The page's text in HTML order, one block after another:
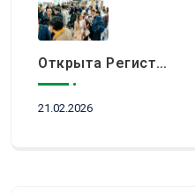
Открыта Регистрация Посетителей На KITF 2026 — Ключевое Событие Туристической Отрасли Центральной Азии
21.02.2026